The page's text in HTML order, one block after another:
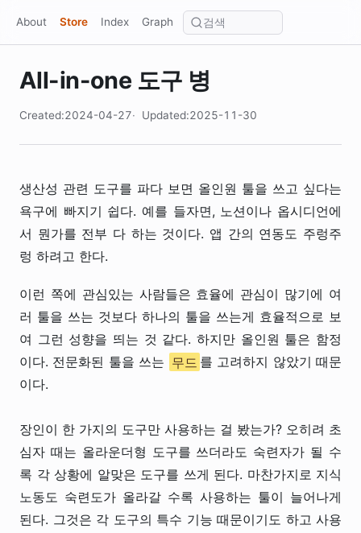
About Store Index Graph
All-in-one 도구 병
Created:2024-04-27 Updated:2025-11-30
생산성 관련 도구를 파다 보면 올인원 툴을 쓰고 싶다는
욕구에 빠지기 쉽다. 예를 들자면, 노션이나 옵시디언에
서 뭔가를 전부 다 하는 것이다. 앱 간의 연동도 주렁주
렁 하려고 한다.
이런 쪽에 관심있는 사람들은 효율에 관심이 많기에 여
러 툴을 쓰는 것보다 하나의 툴을 쓰는게 효율적으로 보
여 그런 성향을 띄는 것 같다. 하지만 올인원 툴은 함정
이다. 전문화된 툴을 쓰는 무드 를 고려하지 않았기 때문
이다.
장인이 한 가지의 도구만 사용하는 걸 봤는가? 오히려 초
심자 때는 올라운더형 도구를 쓰더라도 숙련자가 될 수
록 각 상황에 알맞은 도구를 쓰게 된다. 마찬가지로 지식
노동도 숙련도가 올라갈 수록 사용하는 툴이 늘어나게
된다. 그것은 각 도구의 특수 기능 때문이기도 하고 사용